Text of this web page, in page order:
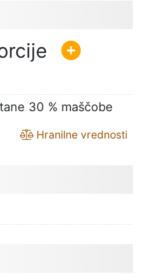
30 % maščobe
Hranilne vrednosti